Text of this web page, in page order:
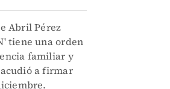
Abril Pérez
tiene una orden
familiar y
a firmar